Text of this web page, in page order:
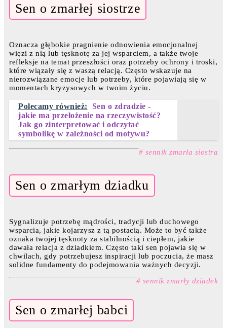
Sen o zmarłej siostrze
Oznacza głębokie pragnienie odnowienia emocjonalnej
więzi z nią lub tęsknotę za jej wsparciem, a także twoje
refleksje na temat przeszłości oraz potrzeby ochrony i troski,
które wiązały się z waszą relacją. Często wskazuje na
nierozwiązane emocje lub potrzeby, które pojawiają się w
momentach kryzysowych w twoim życiu.
Polecamy również:
Sen o zdradzie -
jakie ma przełożenie na rzeczywistość?
Jak go zinterpretować i odczytać
symbolikę w zależności od motywu?
# sennik zmarła siostra
Sen o zmarłym dziadku
Sygnalizuje potrzebę mądrości, tradycji lub duchowego
wsparcia, jakie kojarzysz z tą postacią. Może to być także
oznaka twojej tęsknoty za stabilnością i ciepłem, jakie
dawała relacja z dziadkiem. Często taki sen pojawia się w
chwilach, gdy potrzebujesz inspiracji lub poczucia, że masz
solidne fundamenty do podejmowania ważnych decyzji.
# sennik zmarły dziadek
Sen o zmarłej babci